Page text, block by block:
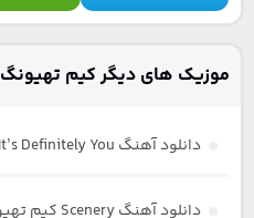
موزیک های دیگر کیم تهیونگ
دانلود آهنگ It’s Definitely You کیم تهیونگ
دانلود آهنگ Scenery کیم تهیونگ